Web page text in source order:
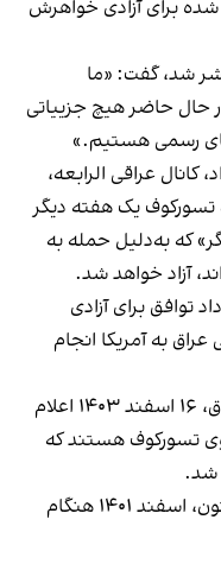
شده برای آزادی خواهرش
شد، گفت: «ما
حال حاضر هیچ جزییاتی
رسمی هستیم.»
عراقی الرابعه،
تسورکوف یک هفته دیگر
که به‌دلیل حمله به
آزاد خواهد شد.
توافق برای آزادی
به آمریکا انجام
قاسم الاعرجی، مشاور امنیت ملی عراق، ۱۶ اسفند ۱۴۰۳ اعلام
تسورکوف هستند که
شد.
این دانشجوی دکترای دانشگاه پرینستون، اسفند ۱۴۰۱ هنگام